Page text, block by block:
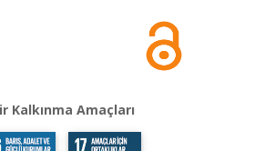
Kalkınma Amaçları